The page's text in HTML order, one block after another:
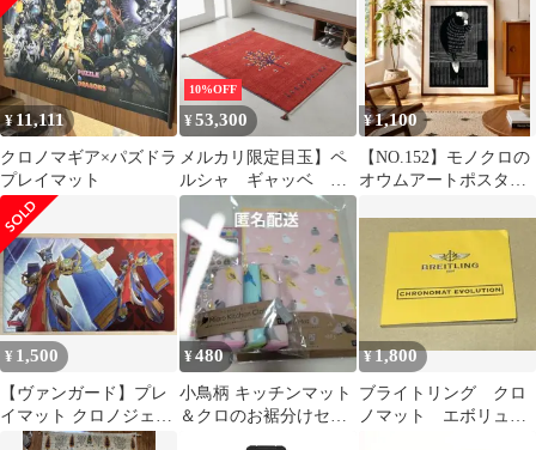
ーキ×シルバー マット
加工 メタルバンド メン
ズ 腕時計
¥ 11,111
クロノマギア×パズドラ
プレイマット
10%OFF
¥53,300
メルカリ限定目玉】ペ
ルシャ ギャッベ マ
ット大 ラグ
115x84cm 茜色 ザク
ロの木 ヤギ 生命の
木 RJ15715
¥1,100
【NO.152】モノクロの
オウムアートポスター
モダンモード鳥
¥ 1,500
【ヴァンガード】プレ
イマット クロノジェッ
ト・ドラゴン
¥480
小鳥柄 キッチンマット
＆クロのお裾分けセッ
¥1,800
ブライトリング クロ
ノマット エボリュー